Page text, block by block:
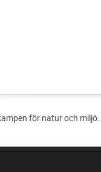
för natur och miljö.